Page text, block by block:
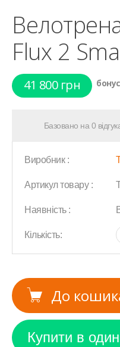
Flux 2
41 800 грн
Базовано на 0
Виробник :
Артикул товару :
Наявність :
Кількість:
До